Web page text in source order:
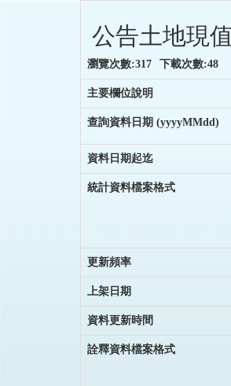
公告土地現
瀏覽次數:317 下載次數:48
主要欄位說明
查詢資料日期 (yyyyMMdd)
資料日期起迄
統計資料檔案格式
更新頻率
上架日期
資料更新時間
詮釋資料檔案格式